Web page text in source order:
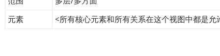
元素
<所有核心元素和所有关系在这个视图中都是允